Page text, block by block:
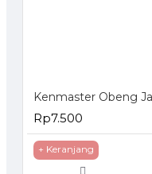
Rp7.500
+ Keranjang